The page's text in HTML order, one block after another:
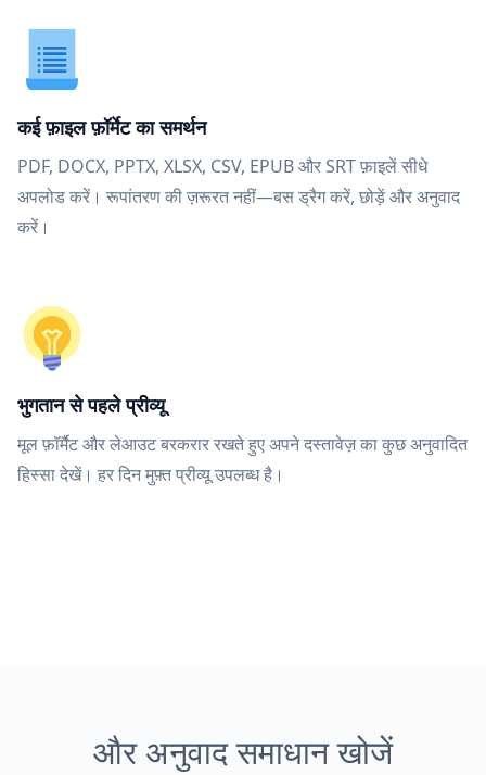
कई फ़ाइल फ़ॉर्मेट का समर्थन
PDF, DOCX, PPTX, XLSX, CSV, EPUB और SRT फ़ाइलें सीधे
अपलोड करें। रूपांतरण की ज़रूरत नहीं—बस ड्रैग करें, छोड़ें और अनुवाद
करें।
भुगतान से पहले प्रीव्यू
मूल फ़ॉर्मैट और लेआउट बरकरार रखते हुए अपने दस्तावेज़ का कुछ अनुवादित
हिस्सा देखें। हर दिन मुफ़्त प्रीव्यू उपलब्ध है।
और अनुवाद समाधान खोजें